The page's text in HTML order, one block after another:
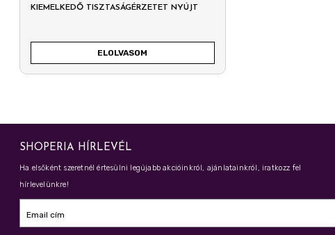
KIEMELKEDŐ TISZTASÁGÉRZETET NYÚJT
ELOLVASOM
SHOPERIA HÍRLEVÉL
Ha elsőként szeretnél értesülni legújabb akcióinkról, ajánlatainkról, iratkozz fel
hírlevelünkre!
Email cím